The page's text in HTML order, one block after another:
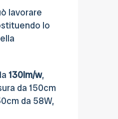
lavorare
lo
130lm/w,
da 150cm
da 58W,